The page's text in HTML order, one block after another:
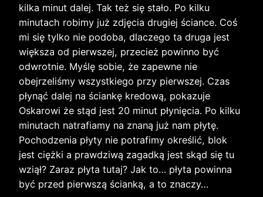
kilka minut dalej. Tak też się stało. Po kilku
minutach robimy już zdjęcia drugiej ściance. Coś
mi się tylko nie podoba, dlaczego ta druga jest
większa od pierwszej, przecież powinno być
odwrotnie. Myślę sobie, że zapewne nie
obejrzeliśmy wszystkiego przy pierwszej. Czas
płynąć dalej na ściankę kredową, pokazuje
Oskarowi że stąd jest 20 minut płynięcia. Po kilku
minutach natrafiamy na znaną już nam płytę.
Pochodzenia płyty nie potrafimy określić, blok
jest ciężki a prawdziwą zagadką jest skąd się tu
wziął? Zaraz płyta tutaj? Jak to… płyta powinna
być przed pierwszą ścianką, a to znaczy…